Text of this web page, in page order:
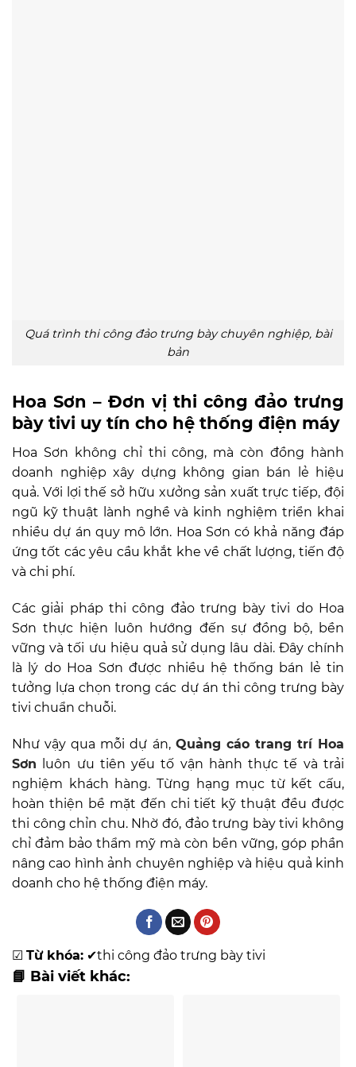
Quá trình thi công đảo trưng bày chuyên nghiệp, bài
bản
Hoa Sơn – Đơn vị thi công đảo trưng
bày tivi uy tín cho hệ thống điện máy
Hoa Sơn không chỉ thi công, mà còn đồng hành
doanh nghiệp xây dựng không gian bán lẻ hiệu
quả. Với lợi thế sở hữu xưởng sản xuất trực tiếp, đội
ngũ kỹ thuật lành nghề và kinh nghiệm triển khai
nhiều dự án quy mô lớn. Hoa Sơn có khả năng đáp
ứng tốt các yêu cầu khắt khe về chất lượng, tiến độ
và chi phí.
Các giải pháp thi công đảo trưng bày tivi do Hoa
Sơn thực hiện luôn hướng đến sự đồng bộ, bền
vững và tối ưu hiệu quả sử dụng lâu dài. Đây chính
là lý do Hoa Sơn được nhiều hệ thống bán lẻ tin
tưởng lựa chọn trong các dự án thi công trưng bày
tivi chuẩn chuỗi.
Như vậy qua mỗi dự án, Quảng cáo trang trí Hoa
Sơn luôn ưu tiên yếu tố vận hành thực tế và trải
nghiệm khách hàng. Từng hạng mục từ kết cấu,
hoàn thiện bề mặt đến chi tiết kỹ thuật đều được
thi công chỉn chu. Nhờ đó, đảo trưng bày tivi không
chỉ đảm bảo thẩm mỹ mà còn bền vững, góp phần
nâng cao hình ảnh chuyên nghiệp và hiệu quả kinh
doanh cho hệ thống điện máy.
☑ Từ khóa: ✔thi công đảo trưng bày tivi
📘 Bài viết khác: